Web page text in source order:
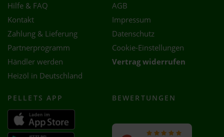
Hilfe & FAQ
Kontakt
Zahlung & Lieferung
Partnerprogramm
Händler werden
Heizöl in Deutschland
AGB
Impressum
Datenschutz
Cookie-Einstellungen
Vertrag widerrufen
PELLETS APP BEWERTUNGEN